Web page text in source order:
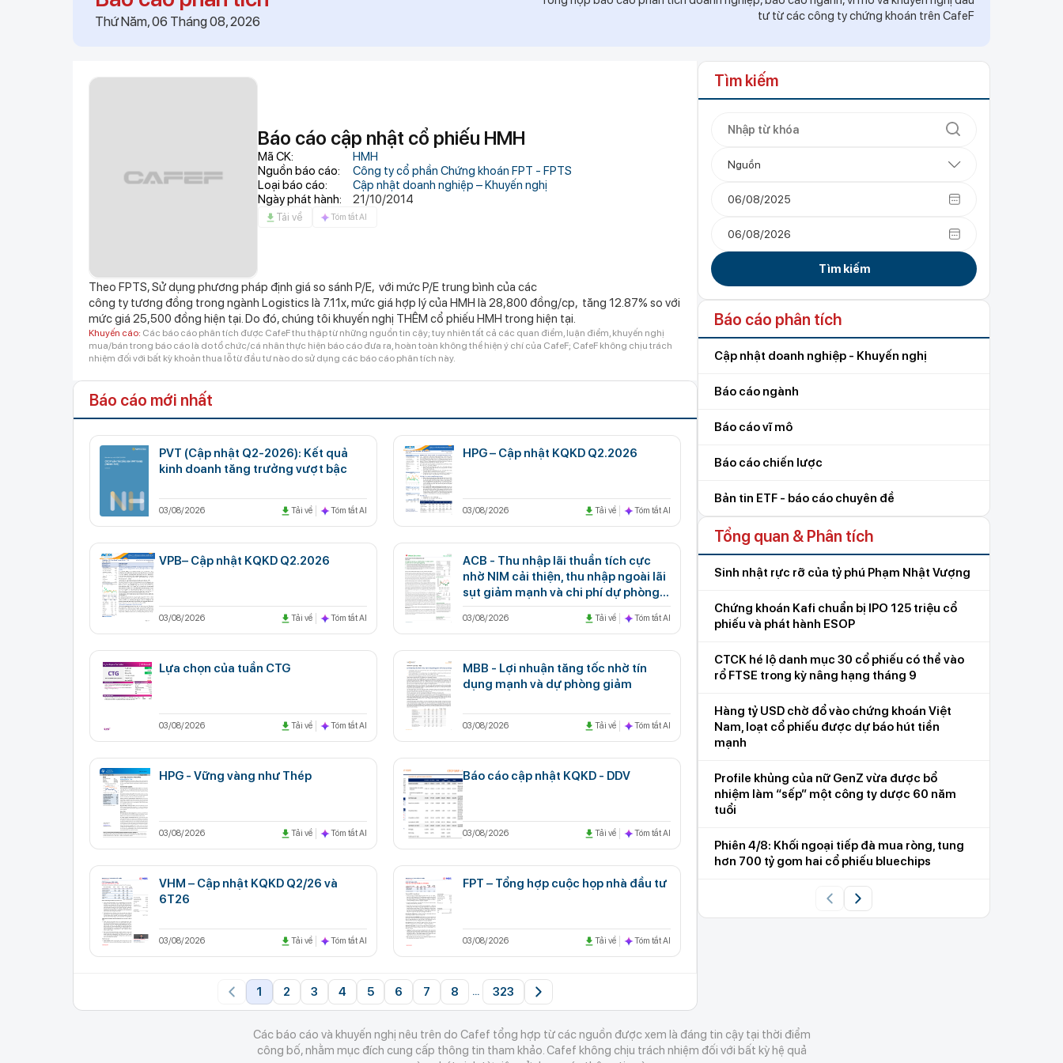
23:50
Nhà có 3 điều này chứng minh phong thủy rất tốt
Khởi tố 7 cán bộ trạm y tế ở Đắk Lắk
thép "khủng"
Tập đoàn FLC công bố danh sách 13 hồ sơ đủ điều kiện mua nhà ở xã
hội có giá từ 19 triệu đồng/m²
Việt Nam có khu rừng thuộc dạng hiếm bậc nhất thế giới, chia đôi bởi
1 dòng sông, 3 tổ chức cùng vinh danh
3 thiết kế độc lập trong cùng một ngôi nhà
Thứ Năm, 06 Tháng 08, 2026
tư từ các công ty chứng khoán trên CafeF
Báo cáo cập nhật cổ phiếu HMH
Mã CK:
HMH
Nguồn báo cáo:
Công ty cổ phần Chứng khoán FPT - FPTS
Loại báo cáo:
Cập nhật doanh nghiệp – Khuyến nghị
Ngày phát hành:
21/10/2014
Tải về Tóm tắt AI
Theo FPTS, Sử dụng phương pháp định giá so sánh P/E, với mức P/E trung bình của các
công ty tương đồng trong ngành Logistics là 7.11x, mức giá hợp lý của HMH là 28,800 đồng/cp, tăng 12.87% so với
mức giá 25,500 đồng hiện tại. Do đó, chúng tôi khuyến nghị THÊM cổ phiếu HMH trong hiện tại.
Khuyến cáo: Các báo cáo phân tích được CafeF thu thập từ những nguồn tin cậy; tuy nhiên tất cả các quan điểm, luận điểm, khuyến nghị
mua/bán trong báo cáo là do tổ chức/cá nhân thực hiện báo cáo đưa ra, hoàn toàn không thể hiện ý chí của CafeF; CafeF không chịu trách
nhiệm đối với bất kỳ khoản thua lỗ từ đầu tư nào do sử dụng các báo cáo phân tích này.
Báo cáo mới nhất
PVT (Cập nhật Q2-2026): Kết quả
kinh doanh tăng trưởng vượt bậc
03/08/2026 Tải về Tóm tắt AI
HPG – Cập nhật KQKD Q2.2026
03/08/2026 Tải về Tóm tắt AI
VPB– Cập nhật KQKD Q2.2026
03/08/2026 Tải về Tóm tắt AI
ACB - Thu nhập lãi thuần tích cực
nhờ NIM cải thiện, thu nhập ngoài lãi
sụt giảm mạnh và chi phí dự phòng
gia tăng
03/08/2026 Tải về Tóm tắt AI
Lựa chọn của tuần CTG
03/08/2026 Tải về Tóm tắt AI
MBB - Lợi nhuận tăng tốc nhờ tín
dụng mạnh và dự phòng giảm
03/08/2026 Tải về Tóm tắt AI
HPG - Vững vàng như Thép
03/08/2026 Tải về Tóm tắt AI
Báo cáo cập nhật KQKD - DDV
03/08/2026 Tải về Tóm tắt AI
VHM – Cập nhật KQKD Q2/26 và
6T26
03/08/2026 Tải về Tóm tắt AI
FPT – Tổng hợp cuộc họp nhà đầu tư
03/08/2026 Tải về Tóm tắt AI
1 2 3 4 5 6 7 8 ... 323
Tìm kiếm
Nguồn
Tìm kiếm
Báo cáo phân tích
Cập nhật doanh nghiệp - Khuyến nghị
Báo cáo ngành
Báo cáo vĩ mô
Báo cáo chiến lược
Bản tin ETF - báo cáo chuyên đề
Tổng quan & Phân tích
Sinh nhật rực rỡ của tỷ phú Phạm Nhật Vượng
Chứng khoán Kafi chuẩn bị IPO 125 triệu cổ
phiếu và phát hành ESOP
CTCK hé lộ danh mục 30 cổ phiếu có thể vào
rổ FTSE trong kỳ nâng hạng tháng 9
Hàng tỷ USD chờ đổ vào chứng khoán Việt
Nam, loạt cổ phiếu được dự báo hút tiền
mạnh
Profile khủng của nữ GenZ vừa được bổ
nhiệm làm “sếp” một công ty dược 60 năm
tuổi
Phiên 4/8: Khối ngoại tiếp đà mua ròng, tung
hơn 700 tỷ gom hai cổ phiếu bluechips
Các báo cáo và khuyến nghị nêu trên do Cafef tổng hợp từ các nguồn được xem là đáng tin cậy tại thời điểm
công bố, nhằm mục đích cung cấp thông tin tham khảo. Cafef không chịu trách nhiệm đối với bất kỳ hệ quả